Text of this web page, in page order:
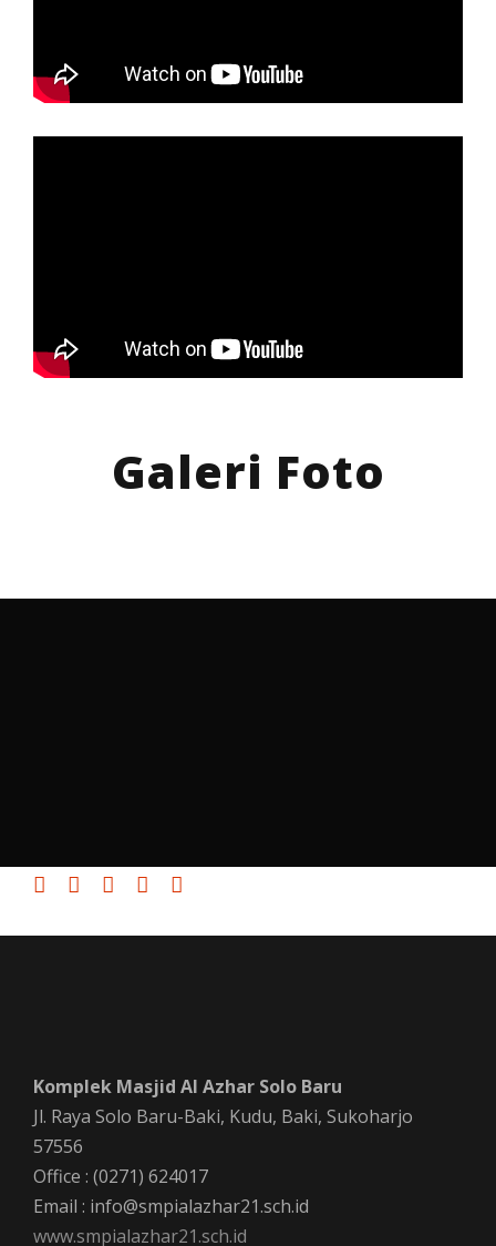
Galeri Foto
Komplek Masjid Al Azhar Solo Baru
Jl. Raya Solo Baru-Baki, Kudu, Baki, Sukoharjo
57556
Office : (0271) 624017
Email : info@smpialazhar21.sch.id
www.smpialazhar21.sch.id